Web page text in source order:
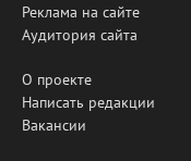
Реклама на сайте
Аудитория сайта
О проекте
Написать редакции
Вакансии